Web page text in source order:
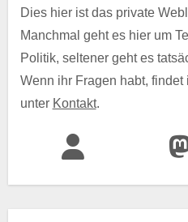
Dies hier ist das private
Manchmal geht es hier um
Politik, seltener geht es
Wenn ihr Fragen habt,
unter Kontakt.